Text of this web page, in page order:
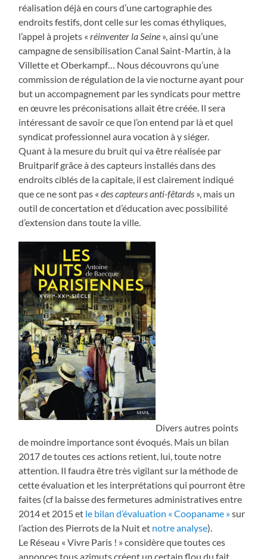
réalisation déjà en cours d’une cartographie des
endroits festifs, dont celle sur les comas éthyliques,
l’appel à projets «réinventer la Seine », ainsi qu’une
campagne de sensibilisation Canal Saint-Martin, à la
Villette et Oberkampf… Nous découvrons qu’une
commission de régulation de la vie nocturne ayant pour
but un accompagnement par les syndicats pour mettre
en œuvre les préconisations allait être créée. Il sera
intéressant de savoir ce que l’on entend par là et quel
syndicat professionnel aura vocation à y siéger.
Quant à la mesure du bruit qui va être réalisée par
Bruitparif grâce à des capteurs installés dans des
endroits ciblés de la capitale, il est clairement indiqué
que ce ne sont pas «des capteurs anti-fêtards », mais un
outil de concertation et d’éducation avec possibilité
d’extension dans toute la ville.
Divers autres points
de moindre importance sont évoqués. Mais un bilan
2017 de toutes ces actions retient, lui, toute notre
attention. Il faudra être très vigilant sur la méthode de
cette évaluation et les interprétations qui pourront être
faites (cf la baisse des fermetures administratives entre
2014 et 2015 et le bilan d’évaluation « Coopaname »sur
l’action des Pierrots de la Nuit et notre analyse).
Le Réseau « Vivre Paris ! » considère que toutes ces
annonces tous azimuts créent un certain flou du fait